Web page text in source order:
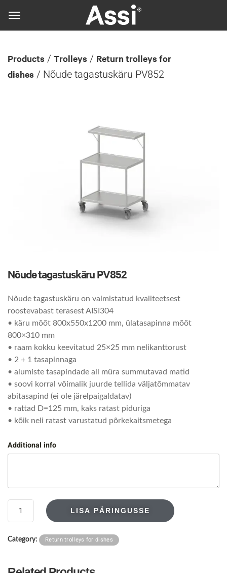
Products / Trolleys / Return trolleys for
dishes / Nõude tagastuskäru PV852
Nõude tagastuskäru PV852
Nõude tagastuskäru on valmistatud kvaliteetsest
roostevabast terasest AISI304
• käru mõõt 800x550x1200 mm, ülatasapinna mõõt
800×310 mm
• raam kokku keevitatud 25×25 mm nelikanttorust
• 2 + 1 tasapinnaga
• alumiste tasapindade all müra summutavad matid
• soovi korral võimalik juurde tellida väljatõmmatav
abitasapind (ei ole järelpaigaldatav)
• rattad D=125 mm, kaks ratast piduriga
• kõik neli ratast varustatud põrkekaitsmetega
Additional info
LISA PÄRINGUSSE
Category: Return trolleys for dishes